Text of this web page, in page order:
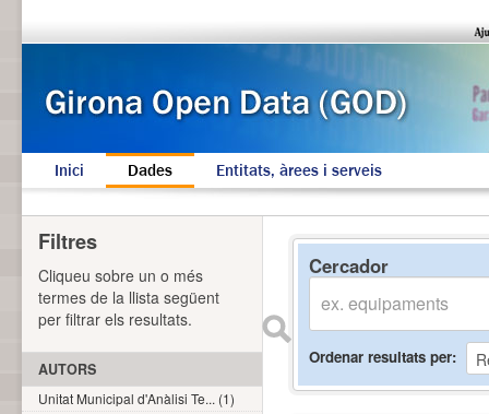
Inici Dades Entitats, àrees i serveis
Cercador
Ordenar resultats per
Filtres
Cliqueu sobre un o més
termes de la llista següent
per filtrar els resultats.
AUTORS
Unitat Municipal d'Anàlisi Te... (1)